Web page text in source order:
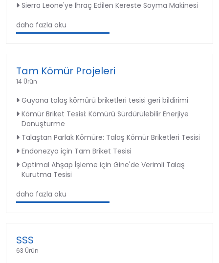
Sierra Leone'ye İhraç Edilen Kereste Soyma Makinesi
daha fazla oku
Tam Kömür Projeleri
14 Ürün
Guyana talaş kömürü briketleri tesisi geri bildirimi
Kömür Briket Tesisi: Kömürü Sürdürülebilir Enerjiye
Dönüştürme
Talaştan Parlak Kömüre: Talaş Kömür Briketleri Tesisi
Endonezya için Tam Briket Tesisi
Optimal Ahşap İşleme için Gine'de Verimli Talaş
Kurutma Tesisi
daha fazla oku
SSS
63 Ürün